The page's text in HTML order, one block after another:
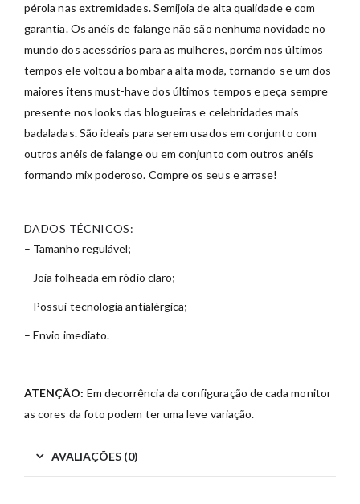
pérola nas extremidades. Semijoia de alta qualidade e com
garantia. Os anéis de falange não são nenhuma novidade no
mundo dos acessórios para as mulheres, porém nos últimos
tempos ele voltou a bombar a alta moda, tornando-se um dos
maiores itens must-have dos últimos tempos e peça sempre
presente nos looks das blogueiras e celebridades mais
badaladas. São ideais para serem usados em conjunto com
outros anéis de falange ou em conjunto com outros anéis
formando mix poderoso. Compre os seus e arrase!
DADOS TÉCNICOS:
– Tamanho regulável;
– Joia folheada em ródio claro;
– Possui tecnologia antialérgica;
– Envio imediato.
ATENÇÃO: Em decorrência da configuração de cada monitor
as cores da foto podem ter uma leve variação.
AVALIAÇÕES (0)